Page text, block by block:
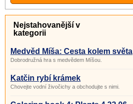
Nejstahovanější v
kategorii
Medvěd Míša: Cesta kolem světa
Dobrodružná hra s medvědem Míšou.
Katčin rybí krámek
Chovejte vodní živočichy a obchodujte s nimi.